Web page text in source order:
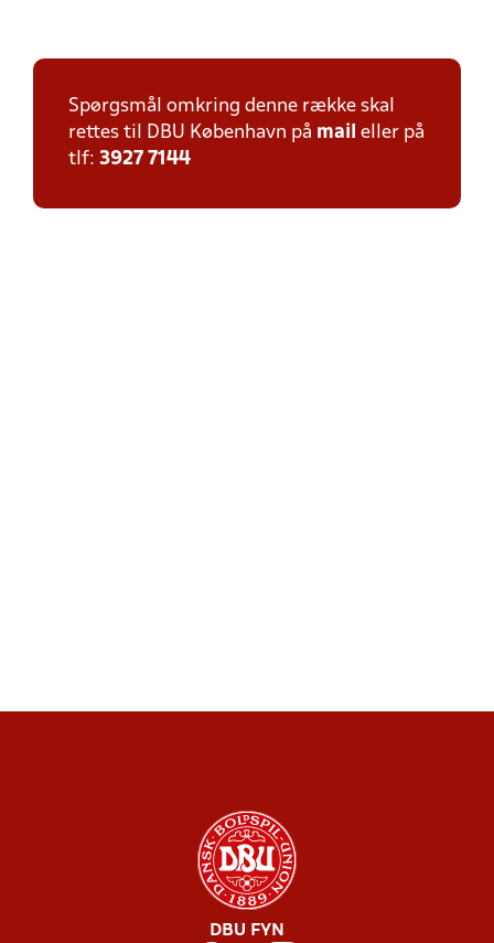
Spørgsmål omkring denne række skal
rettes til DBU København på mail eller på
tlf: 3927 7144
DBU FYN